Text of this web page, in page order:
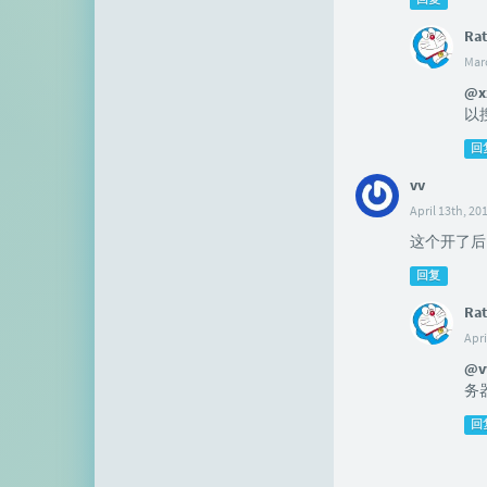
以
回
vv
April 13th,
这个开了后
回复
务
回